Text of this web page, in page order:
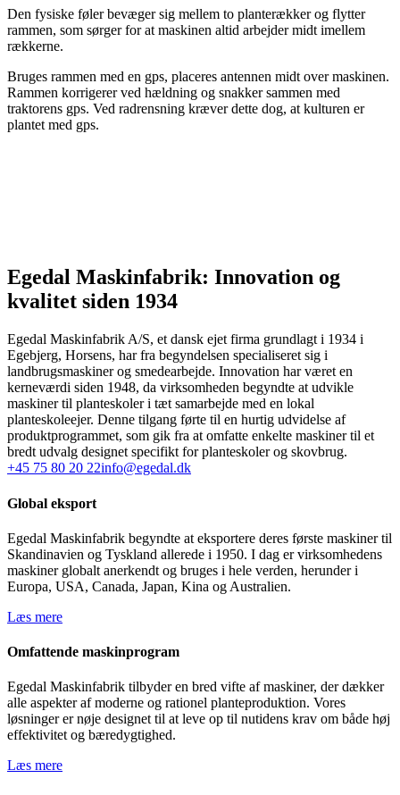
Den fysiske føler bevæger sig mellem to planterækker og flytter
rammen, som sørger for at maskinen altid arbejder midt imellem
rækkerne.
Bruges rammen med en gps, placeres antennen midt over maskinen.
Rammen korrigerer ved hældning og snakker sammen med
traktorens gps. Ved radrensning kræver dette dog, at kulturen er
plantet med gps.
Egedal Maskinfabrik: Innovation og
kvalitet siden 1934
Egedal Maskinfabrik A/S, et dansk ejet firma grundlagt i 1934 i
Egebjerg, Horsens, har fra begyndelsen specialiseret sig i
landbrugsmaskiner og smedearbejde. Innovation har været en
kerneværdi siden 1948, da virksomheden begyndte at udvikle
maskiner til planteskoler i tæt samarbejde med en lokal
planteskoleejer. Denne tilgang førte til en hurtig udvidelse af
produktprogrammet, som gik fra at omfatte enkelte maskiner til et
bredt udvalg designet specifikt for planteskoler og skovbrug.
+45 75 80 20 22info@egedal.dk
Global eksport
Egedal Maskinfabrik begyndte at eksportere deres første maskiner til
Skandinavien og Tyskland allerede i 1950. I dag er virksomhedens
maskiner globalt anerkendt og bruges i hele verden, herunder i
Europa, USA, Canada, Japan, Kina og Australien.
Læs mere
Omfattende maskinprogram
Egedal Maskinfabrik tilbyder en bred vifte af maskiner, der dækker
alle aspekter af moderne og rationel planteproduktion. Vores
løsninger er nøje designet til at leve op til nutidens krav om både høj
effektivitet og bæredygtighed.
Læs mere